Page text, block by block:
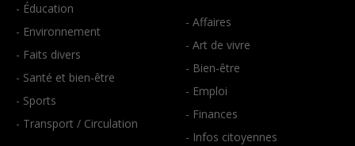
- Éducation
- Environnement
- Faits divers
- Santé et bien-être
- Sports
- Transport / Circulation
- Affaires
- Art de vivre
- Bien-être
- Emploi
- Finances
- Infos citoyennes